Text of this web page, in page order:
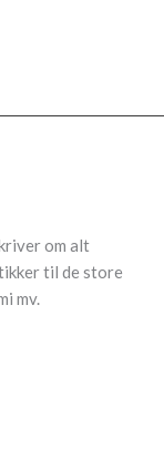
om alt
til de store
mv.